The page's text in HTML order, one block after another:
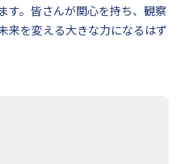
す。皆さんが関心を持ち、観察
来を変える大きな力になるはず